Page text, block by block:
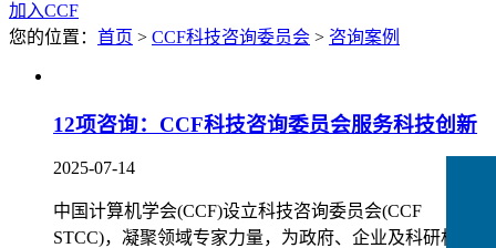
加入CCF
您的位置： 首页 > CCF科技咨询委员会 > 咨询案例
12项咨询：CCF科技咨询委员会服务科技创新​​
2025-07-14
中国计算机学会(CCF)设立科技咨询委员会(CCF
STCC)，凝聚领域专家力量，为政府、企业及科研机构